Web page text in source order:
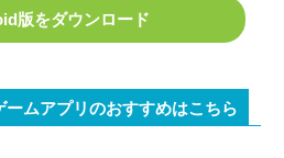
版をダウンロード
ムアプリのおすすめはこちら